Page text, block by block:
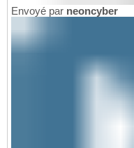
Envoyé par neoncyber